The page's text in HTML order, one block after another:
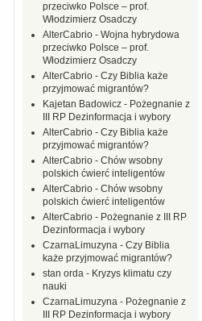
przeciwko Polsce – prof.
Włodzimierz Osadczy
AlterCabrio - Wojna hybrydowa
przeciwko Polsce – prof.
Włodzimierz Osadczy
AlterCabrio - Czy Biblia każe
przyjmować migrantów?
Kajetan Badowicz - Pożegnanie z
III RP Dezinformacja i wybory
AlterCabrio - Czy Biblia każe
przyjmować migrantów?
AlterCabrio - Chów wsobny
polskich ćwierć inteligentów
AlterCabrio - Chów wsobny
polskich ćwierć inteligentów
AlterCabrio - Pożegnanie z III RP
Dezinformacja i wybory
CzarnaLimuzyna - Czy Biblia
każe przyjmować migrantów?
stan orda - Kryzys klimatu czy
nauki
CzarnaLimuzyna - Pożegnanie z
III RP Dezinformacja i wybory